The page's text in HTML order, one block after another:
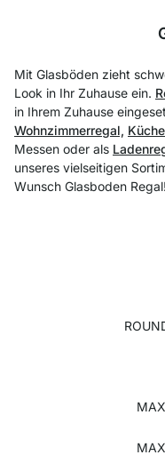
Mit Glasböden zieht
Look in Ihr Zuhause ein.
in Ihrem Zuhause
Wohnzimmerregal,
Messen oder als
unseres vielseitigen
Wunsch Glasboden Regal!